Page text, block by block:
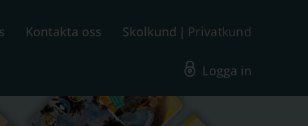
Kontakta oss Skolkund Privatkund
Logga in